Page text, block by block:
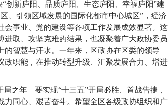
创新庐阳、品质庐阳、生态庐阳、幸福庐阳”建
、引领区域发展的国际化都市中心城区”，经济
会事业、党的建设等各项工作发展成效显著。这
取、攻坚克难的结果，也凝聚着广大政协委员
智慧与汗水。一年来，区政协在区委的领导
政职能，在推动转型升级、汇聚发展合力、增进
之年，要实现“十三五”开局必胜、首战告捷，
力同心、艰苦奋斗。希望全区各级政协组织和广